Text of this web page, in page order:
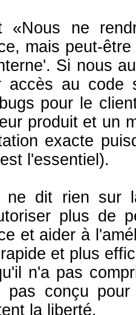
«Nous ne
mais peut-
Si nous
accès au code
pour le
produit et un
exacte
l'essentiel).
ne dit rien sur
plus de
et aider à
et plus
n'a pas
pas conçu
la liberté.